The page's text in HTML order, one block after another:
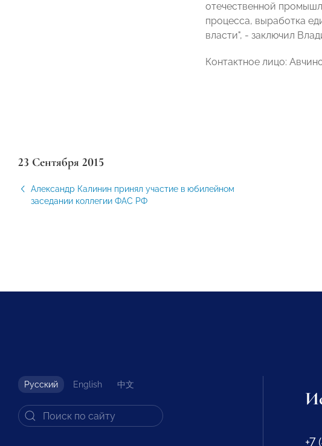
отечественной
процесса, выработка
власти", - заключил
Контактное лицо:
23 Сентября 2015
Александр Калинин принял участие в юбилейном
заседании коллегии ФАС РФ
Русский English 中文
+7